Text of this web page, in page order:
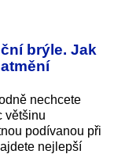
brýle. Jak
nechcete
většinu
podívanou při
nejlepší